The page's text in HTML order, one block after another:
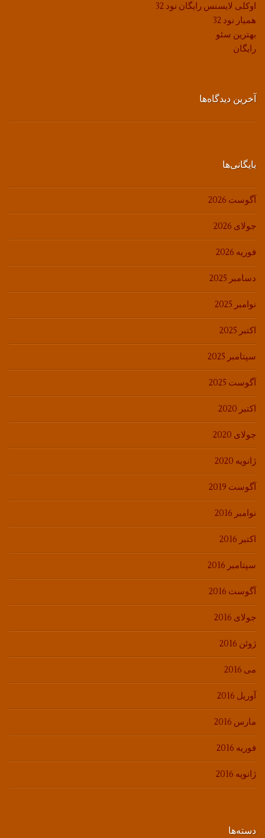
اوکلی لایسنس رایگان نود 32
همیار نود 32
بهترین سئو
رایگان
آخرین دیدگاه‌ها
بایگانی‌ها
آگوست 2026
جولای 2026
فوریه 2026
دسامبر 2025
نوامبر 2025
اکتبر 2025
سپتامبر 2025
آگوست 2025
اکتبر 2020
جولای 2020
ژانویه 2020
آگوست 2019
نوامبر 2016
اکتبر 2016
سپتامبر 2016
آگوست 2016
جولای 2016
ژوئن 2016
می 2016
آوریل 2016
مارس 2016
فوریه 2016
ژانویه 2016
دسته‌ها